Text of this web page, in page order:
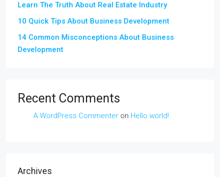
Learn The Truth About Real Estate Industry
10 Quick Tips About Business Development
14 Common Misconceptions About Business
Development
Recent Comments
A WordPress Commenter on Hello world!
Archives